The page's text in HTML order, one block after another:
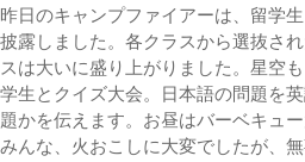
昨日のキャンプファイアーは、留学
披露しました。各クラスから選抜さ
スは大いに盛り上がりました。星空
学生とクイズ大会。日本語の問題を
題かを伝えます。お昼はバーベキュー
みんな、火おこしに大変でしたが、